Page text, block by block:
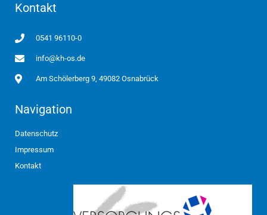
Kontakt
0541 96110-0
info@kh-os.de
Am Schölerberg 9, 49082 Osnabrück
Navigation
Datenschutz
Impressum
Kontakt